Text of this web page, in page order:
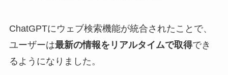
ChatGPTにウェブ検索機能が統合されたことで、
ユーザーは最新の情報をリアルタイムで取得でき
るようになりました。